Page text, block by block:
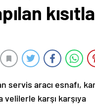
servis aracı esnafı,
karşı karşıya